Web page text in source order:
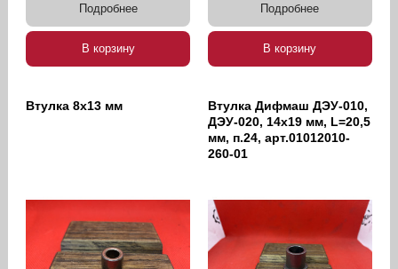
Подробнее
В корзину
Подробнее
В корзину
Втулка 8х13 мм
Втулка Дифмаш ДЭУ-010,
ДЭУ-020, 14х19 мм, L=20,5
мм, п.24, арт.01012010-
260-01